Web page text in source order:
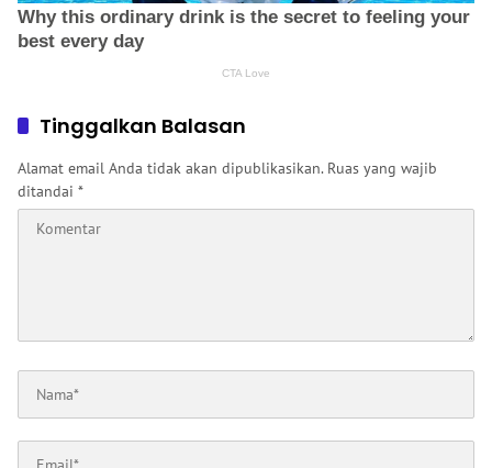
Tinggalkan Balasan
Alamat email Anda tidak akan dipublikasikan. Ruas yang wajib
ditandai *